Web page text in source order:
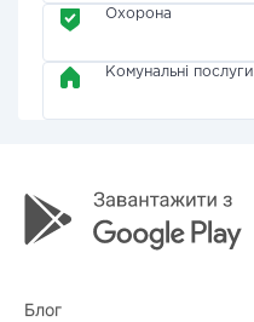
Охорона
Комунальні послуги
Блог